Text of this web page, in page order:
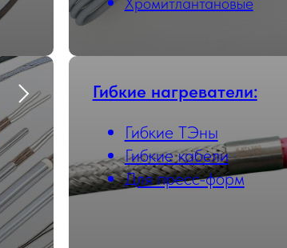
Гибкие нагреватели:
Гибкие ТЭны
Гибкие кабели
Для пресс-форм